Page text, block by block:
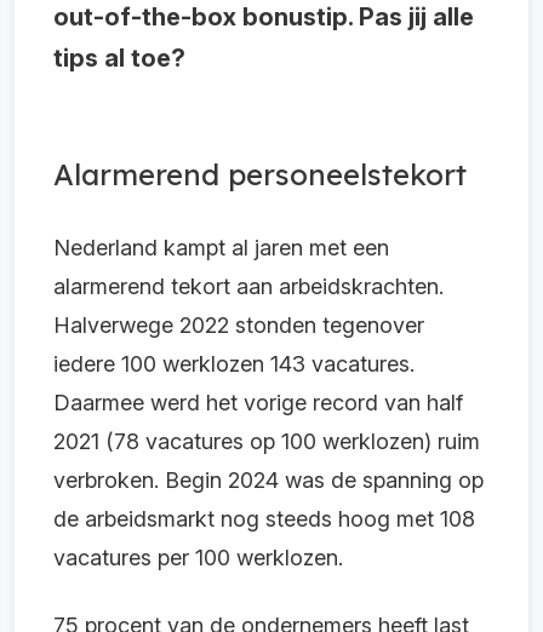
out-of-the-box bonustip. Pas jij alle
tips al toe?
Alarmerend personeelstekort
Nederland kampt al jaren met een
alarmerend tekort aan arbeidskrachten.
Halverwege 2022 stonden tegenover
iedere 100 werklozen 143 vacatures.
Daarmee werd het vorige record van half
2021 (78 vacatures op 100 werklozen) ruim
verbroken. Begin 2024 was de spanning op
de arbeidsmarkt nog steeds hoog met 108
vacatures per 100 werklozen.
75 procent van de ondernemers heeft last